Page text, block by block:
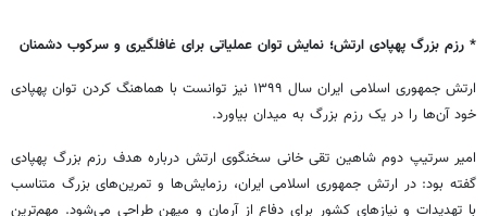
* رزم بزرگ پهپادی ارتش؛ نمایش توان عملیاتی برای غافلگیری و سرکوب دشمنان
ارتش جمهوری اسلامی ایران سال ۱۳۹۹ نیز توانست با هماهنگ کردن توان پهپادی
خود آن‌ها را در یک رزم بزرگ به میدان بیاورد.
امیر سرتیپ دوم شاهین تقی خانی سخنگوی ارتش درباره هدف رزم بزرگ پهپادی
گفته بود: در ارتش جمهوری اسلامی ایران، رزمایش‌ها و تمرین‌های بزرگ متناسب
با تهدیدات و نیازهای کشور برای دفاع از آرمان و میهن طراحی می‌شود. مهم‌ترین